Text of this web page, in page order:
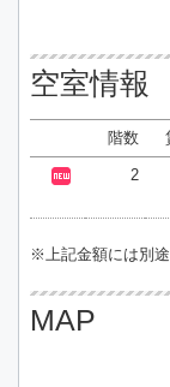
空室情報
階数
2
※上記金額には別途
MAP